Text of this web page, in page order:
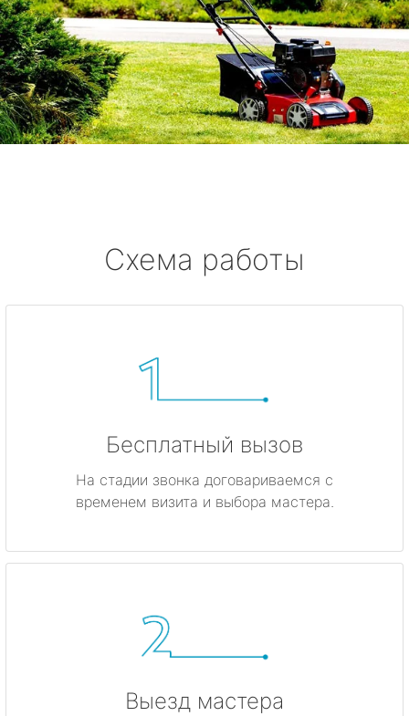
Схема работы
Бесплатный вызов
На стадии звонка договариваемся с
временем визита и выбора мастера.
Выезд мастера